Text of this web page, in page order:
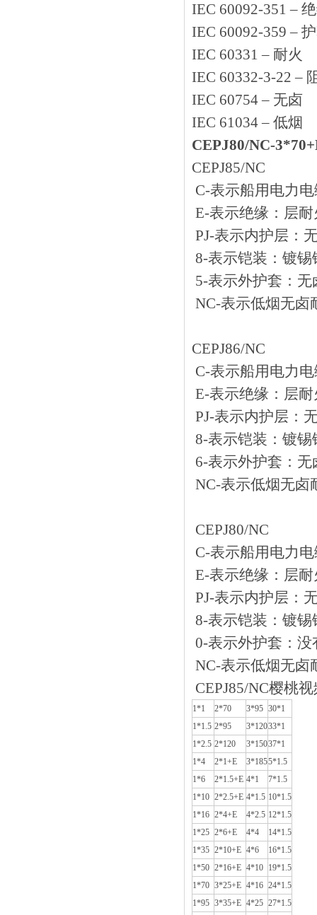
IEC 60092-351 –
IEC 60092-359 –
IEC 60331 – 耐火
IEC 60332-3-22 –
IEC 60754 – 无卤
IEC 61034 – 低烟
CEPJ80/NC-
CEPJ85/NC
C-表示船用电力电
E-表示绝缘：
PJ-表示内护层
8-表示铠装：镀
5-表示外护套
NC-表示低烟无卤
CEPJ86/NC
C-表示船用电力电
E-表示绝缘：
PJ-表示内护层
8-表示铠装：
6-表示外护套
NC-表示低烟无卤
CEPJ80/NC
C-表示船用电力电
E-表示绝缘：
PJ-表示内护层
8-表示铠装：
0-表示外护套：
NC-表示低烟无卤
CEPJ85/NC樱桃
1*1 2*70 3*95 30*1
1*1.5 2*95 3*12033*1
1*2.5 2*120 3*15037*1
1*4
2*1+E 3*1855*1.5
1*6
2*1.5+E 4*1
7*1.5
1*10 2*2.5+E 4*1.5 10*1.5
1*16 2*4+E 4*2.5 12*1.5
1*25 2*6+E 4*4
14*1.5
1*35 2*10+E 4*6
16*1.5
1*50 2*16+E 4*10 19*1.5
1*70 3*25+E 4*16 24*1.5
1*95 3*35+E 4*25 27*1.5